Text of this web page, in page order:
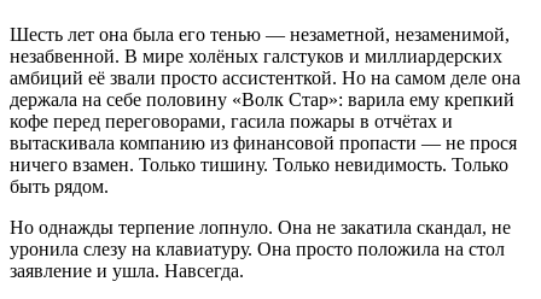
Шесть лет она была его тенью — незаметной, незаменимой,
незабвенной. В мире холёных галстуков и миллиардерских
амбиций её звали просто ассистенткой. Но на самом деле она
держала на себе половину «Волк Стар»: варила ему крепкий
кофе перед переговорами, гасила пожары в отчётах и
вытаскивала компанию из финансовой пропасти — не прося
ничего взамен. Только тишину. Только невидимость. Только
быть рядом.
Но однажды терпение лопнуло. Она не закатила скандал, не
уронила слезу на клавиатуру. Она просто положила на стол
заявление и ушла. Навсегда.